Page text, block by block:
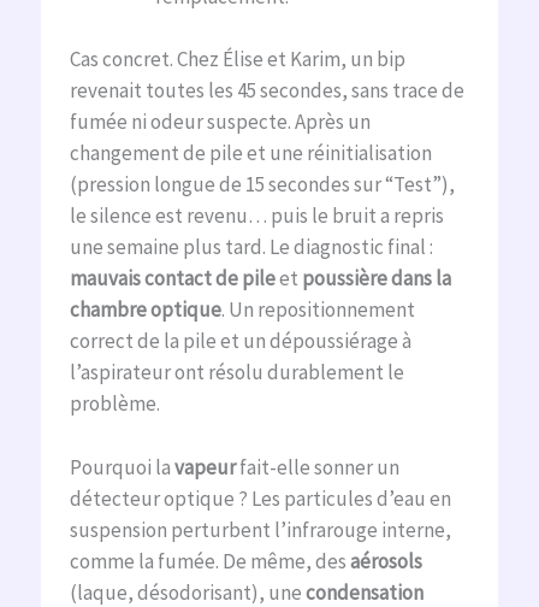
Cas concret. Chez Élise et Karim, un bip
revenait toutes les 45 secondes, sans trace de
fumée ni odeur suspecte. Après un
changement de pile et une réinitialisation
(pression longue de 15 secondes sur “Test”),
le silence est revenu… puis le bruit a repris
une semaine plus tard. Le diagnostic final :
mauvais contact de pileet poussière dans la
chambre optique. Un repositionnement
correct de la pile et un dépoussiérage à
l’aspirateur ont résolu durablement le
problème.
Pourquoi lavapeurfait-elle sonner un
détecteur optique ? Les particules d’eau en
suspension perturbent l’infrarouge interne,
comme la fumée. De même, desaérosols
(laque, désodorisant), unecondensation